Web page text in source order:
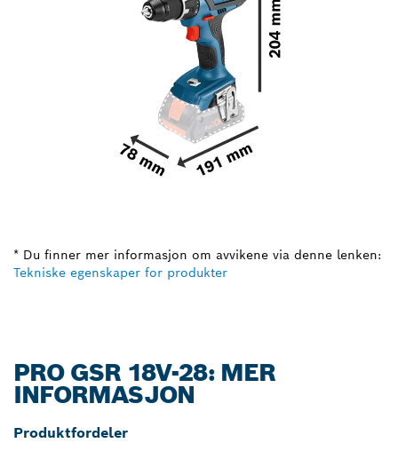
* Du finner mer informasjon om avvikene via denne lenken:
Tekniske egenskaper for produkter
PRO GSR 18V-28: MER
INFORMASJON
Produktfordeler